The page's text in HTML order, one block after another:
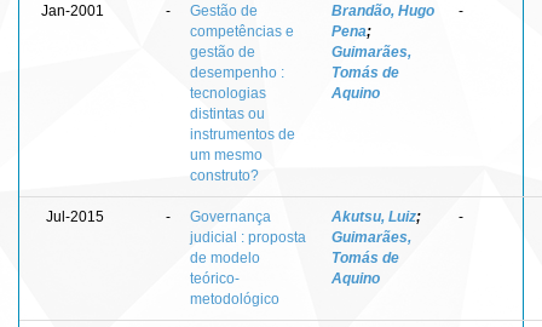
Jan-2001 -
Gestão de
competências e
gestão de
desempenho :
tecnologias
distintas ou
instrumentos de
um mesmo
construto?
Brandão, Hugo
Pena;
Guimarães,
Tomás de
Aquino
-
Jul-2015 -
Governança
judicial : proposta
de modelo
teórico-
metodológico
Akutsu, Luiz;
Guimarães,
Tomás de
Aquino
-